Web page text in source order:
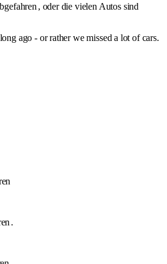
, oder die vielen Autos sind
ago - or rather we missed a lot of cars.
.